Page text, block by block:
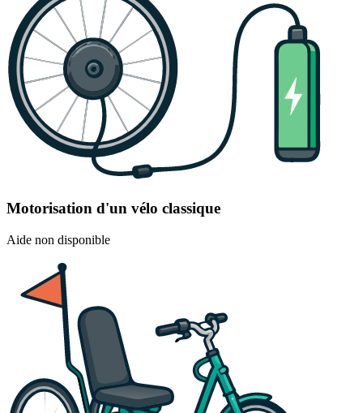
Motorisation d'un vélo classique
Aide non disponible